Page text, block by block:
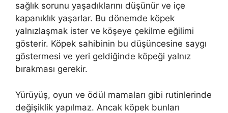
sağlık sorunu yaşadıklarını düşünür ve içe
kapanıklık yaşarlar. Bu dönemde köpek
yalnızlaşmak ister ve köşeye çekilme eğilimi
gösterir. Köpek sahibinin bu düşüncesine saygı
göstermesi ve yeri geldiğinde köpeği yalnız
bırakması gerekir.
Yürüyüş, oyun ve ödül mamaları gibi rutinlerinde
değişiklik yapılmaz. Ancak köpek bunları